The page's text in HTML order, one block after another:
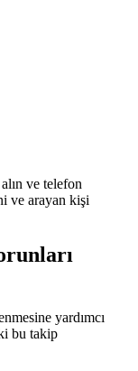
ve telefon
ve arayan kişi
yardımcı
bu takip